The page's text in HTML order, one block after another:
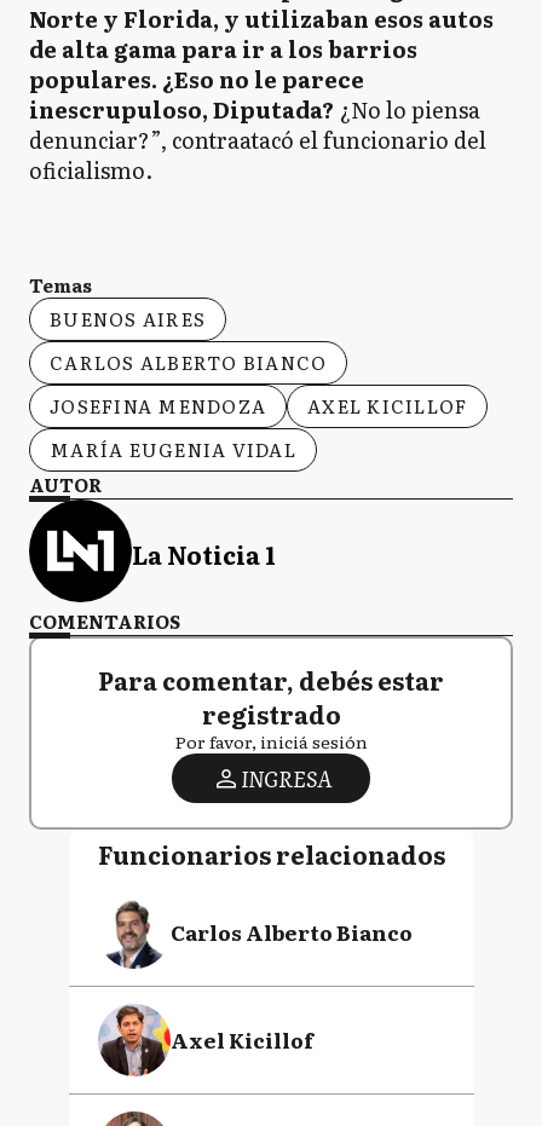
Norte y Florida, y utilizaban esos autos
de alta gama para ir a los barrios
populares. ¿Eso no le parece
inescrupuloso, Diputada? ¿No lo piensa
denunciar?”, contraatacó el funcionario del
oficialismo.
Temas
BUENOS AIRES
CARLOS ALBERTO BIANCO
JOSEFINA MENDOZA
AXEL KICILLOF
MARÍA EUGENIA VIDAL
AUTOR
La Noticia 1
COMENTARIOS
Para comentar, debés estar
registrado
Por favor, iniciá sesión
INGRESA
Funcionarios relacionados
Carlos Alberto Bianco
Axel Kicillof